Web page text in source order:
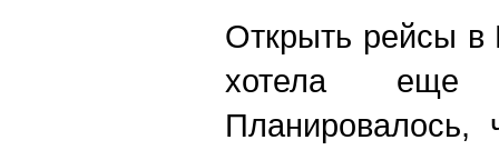
Открыть рейсы
хотела
Планировалось,